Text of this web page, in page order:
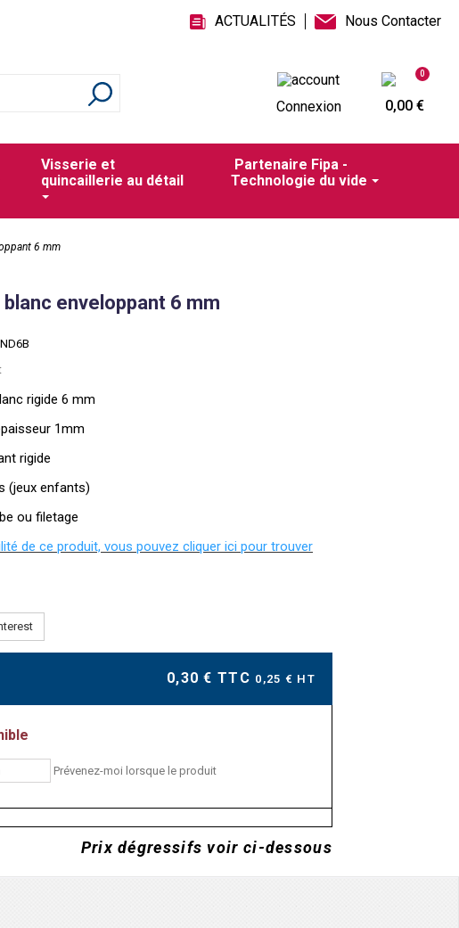
ACTUALITÉS Nous Contacter
Connexion
0
0,00 €
Visserie et
quincaillerie au détail
Partenaire Fipa -
Technologie du vide
6 mm
enveloppant 6 mm
rigide 6 mm
1mm
rigide
(jeux enfants)
ou filetage
de ce produit, vous pouvez cliquer ici pour trouver
0,30 € TTC 0,25 € HT
Prévenez-moi lorsque le produit
Prix dégressifs voir ci-dessous